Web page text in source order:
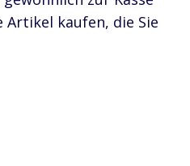
Artikel kaufen, die Sie